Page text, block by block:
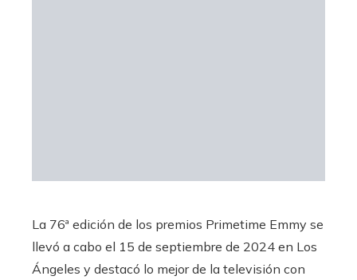
La 76ª edición de los premios Primetime Emmy se
llevó a cabo el 15 de septiembre de 2024 en Los
Ángeles y destacó lo mejor de la televisión con